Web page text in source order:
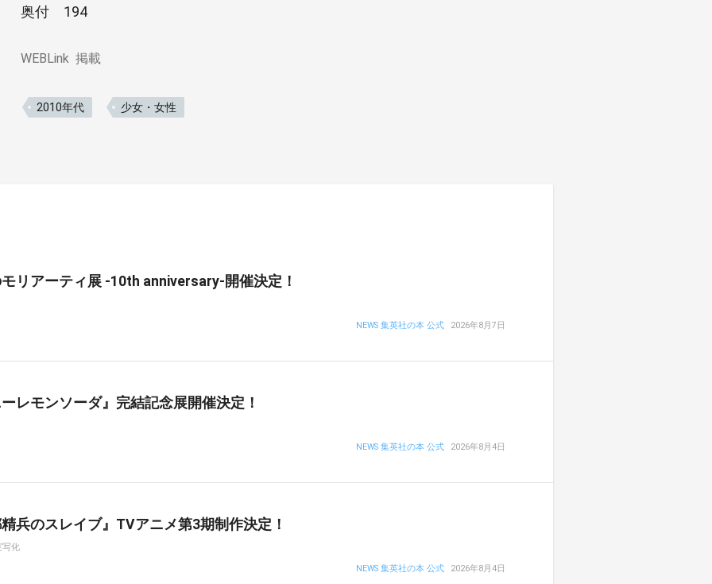
奥付 194
WEBLink 掲載
2010年代 少女・女性
リアーティ展 -10th anniversary-開催決定！
NEWS 集英社の本 公式 2026年8月7日
レモンソーダ』完結記念展開催決定！
NEWS 集英社の本 公式 2026年8月4日
兵のスレイブ』TVアニメ第3期制作決定！
写化
NEWS 集英社の本 公式 2026年8月4日